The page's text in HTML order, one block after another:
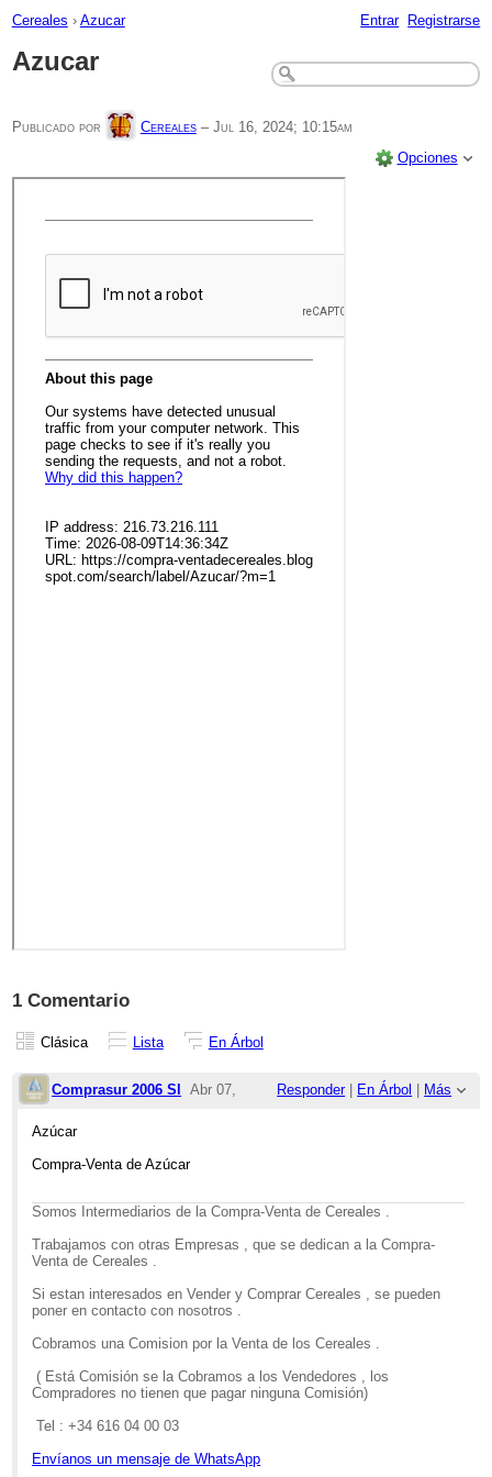
Cereales › Azucar Entrar Registrarse
Azucar
Publicado por Cereales– Jul 16, 2024; 10:15am
Opciones
1 Comentario
Clásica Lista En Árbol
Comprasur 2006 Sl Responder| En Árbol Más
Abr 07,
4:05pm
Azúcar
Compra-Venta de Azúcar
Somos Intermediarios de la Compra-Venta de Cereales .
Trabajamos con otras Empresas , que se dedican a la Compra-
Venta de Cereales .
Si estan interesados en Vender y Comprar Cereales , se pueden
poner en contacto con nosotros .
Cobramos una Comision por la Venta de los Cereales .
( Está Comisión se la Cobramos a los Vendedores , los
Compradores no tienen que pagar ninguna Comisión)
Tel : +34 616 04 00 03
Envíanos un mensaje de WhatsApp